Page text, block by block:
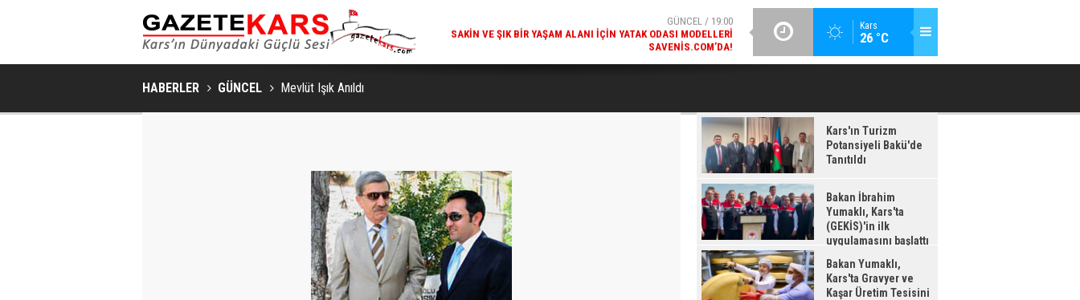
Kars
26 °C
GÜNCEL / 18:38
KARS'IN TURIZM POTANSIYELI BAKÜ'DE TANITILDI
BAKAN İBRAHIM YUMAKLI, KARS'TA (GEKİS)'IN ILK
HABERLER GÜNCEL Mevlüt Işık Anıldı
Kars'ın Turizm
Potansiyeli Bakü'de
Tanıtıldı
Bakan İbrahim
Yumaklı, Kars'ta
(GEKİS)'in ilk
uygulamasını başlattı
Bakan Yumaklı,
Kars'ta Gravyer ve
Kaşar Üretim Tesisini